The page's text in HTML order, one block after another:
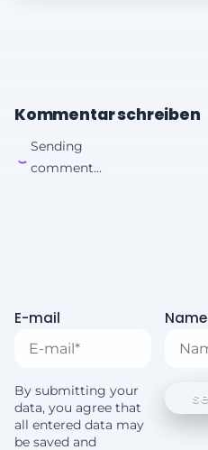
Kommentar schreiben
Sending
comment...
E-mail Name
By submitting your
data, you agree that
all entered data may
be saved and